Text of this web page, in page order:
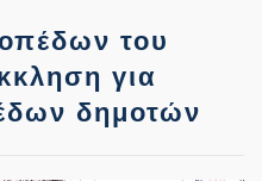
του
για
δημοτών